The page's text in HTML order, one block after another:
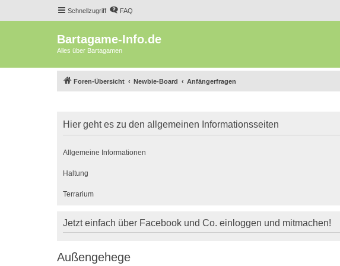
Schnellzugriff FAQ
Bartagame-Info.de
Alles über Bartagamen
Foren-Übersicht Newbie-Board Anfängerfragen
Hier geht es zu den allgemeinen Informationsseiten
Allgemeine Informationen
Haltung
Terrarium
Jetzt einfach über Facebook und Co. einloggen und mitmachen!
Außengehege